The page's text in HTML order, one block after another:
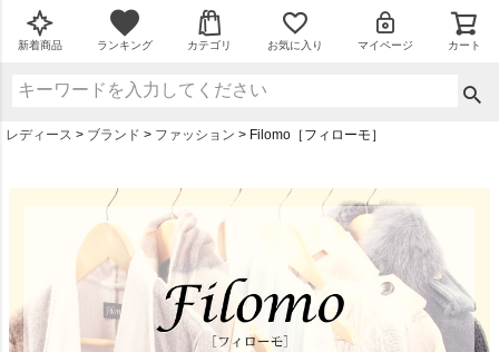
新着商品 ランキング カテゴリ お気に入り マイページ カート
レディース ブランド ファッション Filomo［フィローモ］